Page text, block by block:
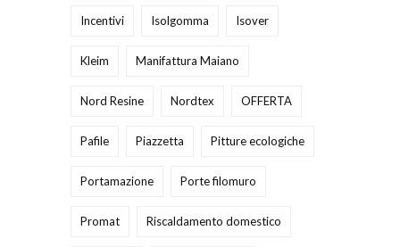
Incentivi Isolgomma Isover
Kleim Manifattura Maiano
Nord Resine Nordtex OFFERTA
Pafile Piazzetta Pitture ecologiche
Portamazione Porte filomuro
Promat Riscaldamento domestico